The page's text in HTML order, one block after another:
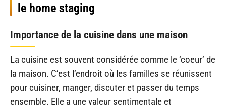
le home staging
Importance de la cuisine dans une maison
La cuisine est souvent considérée comme le ‘coeur’ de
la maison. C’est l’endroit où les familles se réunissent
pour cuisiner, manger, discuter et passer du temps
ensemble. Elle a une valeur sentimentale et